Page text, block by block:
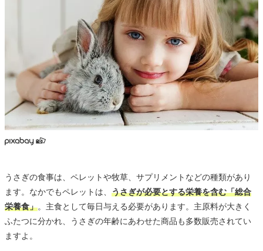
うさぎの食事は、ペレットや牧草、サプリメントなどの種類があり
ます。なかでもペレットは、 うさぎが必要とする栄養を含む「総合
栄養食」。主食として毎日与える必要があります。主原料が大きく
ふたつに分かれ、うさぎの年齢にあわせた商品も多数販売されてい
ますよ。